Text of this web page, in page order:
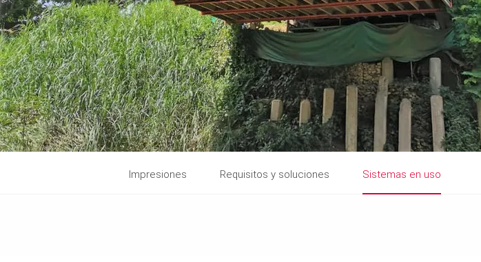
Impresiones Requisitos y soluciones Sistemas en uso